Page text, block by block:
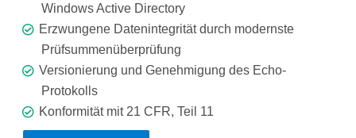
Windows Active Directory
Erzwungene Datenintegrität durch modernste
Prüfsummenüberprüfung
Versionierung und Genehmigung des Echo-
Protokolls
Konformität mit 21 CFR, Teil 11